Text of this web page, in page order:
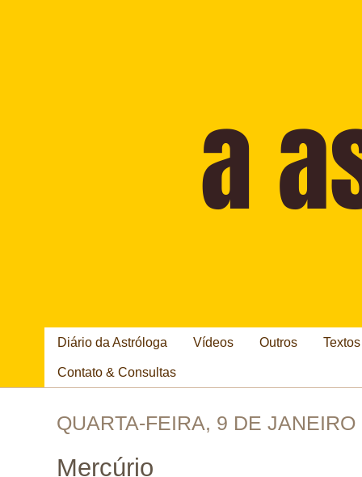
Diário da Astróloga Vídeos Outros
Contato & Consultas
QUARTA-FEIRA, 9 DE
Mercúrio